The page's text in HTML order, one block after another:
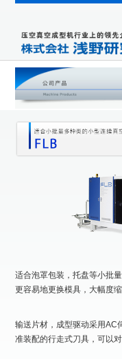
适合泡罩包装，托盘等小批
更容易地更换模具，大幅度缩
输送片材，成型驱动采用AC
准装配的行走式刀具，可以对